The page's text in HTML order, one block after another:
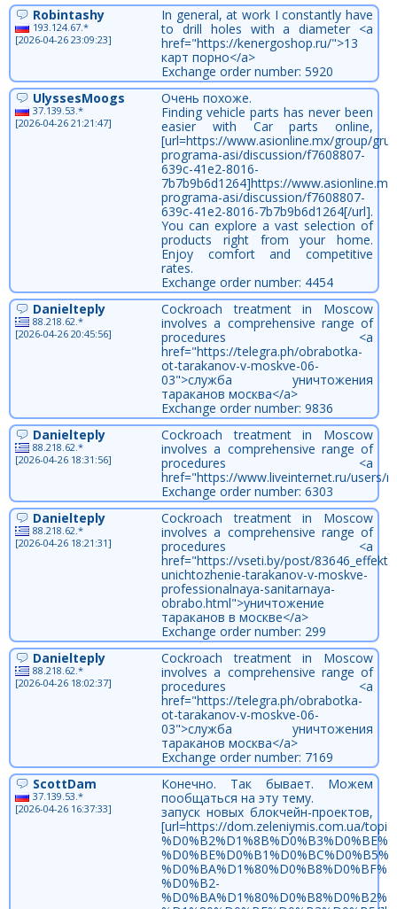
Robintashy
193.124.67.*
[2026-04-26 23:09:23]
In general, at work I constantly have
to drill holes with a diameter <a
href="https://kenergoshop.ru/">13
карт порно</a>
Exchange order number: 5920
UlyssesMoogs
37.139.53.*
[2026-04-26 21:21:47]
Очень похоже.
Finding vehicle parts has never been
easier with Car parts online,
[url=https://www.asionline.mx/group/
programa-asi/discussion/f7608807-
639c-41e2-8016-
7b7b9b6d1264]https://
programa-asi/discussion/f7608807-
639c-41e2-8016-7b7b9b6d1264[/url].
You can explore a vast selection of
products right from your home.
Enjoy comfort and competitive
rates.
Exchange order number: 4454
Danielteply
88.218.62.*
[2026-04-26 20:45:56]
Cockroach treatment in Moscow
involves a comprehensive range of
procedures <a
href="https://telegra.ph/obrabotka-
ot-tarakanov-v-moskve-06-
03">служба уничтожения
тараканов москва</a>
Exchange order number: 9836
Danielteply
88.218.62.*
[2026-04-26 18:31:56]
Cockroach treatment in Moscow
involves a comprehensive range of
procedures <a
href="https://www.liveinternet.ru/users/
Exchange order number: 6303
Danielteply
88.218.62.*
[2026-04-26 18:21:31]
Cockroach treatment in Moscow
involves a comprehensive range of
procedures <a
href="https://vseti.by/post/
unichtozhenie-tarakanov-v-moskve-
professionalnaya-sanitarnaya-
obrabo.html">уничтожение
тараканов в москве</a>
Exchange order number: 299
Danielteply
88.218.62.*
[2026-04-26 18:02:37]
Cockroach treatment in Moscow
involves a comprehensive range of
procedures <a
href="https://telegra.ph/obrabotka-
ot-tarakanov-v-moskve-06-
03">служба уничтожения
тараканов москва</a>
Exchange order number: 7169
ScottDam
37.139.53.*
[2026-04-26 16:37:33]
Конечно. Так бывает. Можем
пообщаться на эту тему.
запуск новых блокчейн-проектов,
[url=https://dom.zeleniymis.com.ua/
%D0%B2-